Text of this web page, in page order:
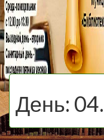
МБУ
День: